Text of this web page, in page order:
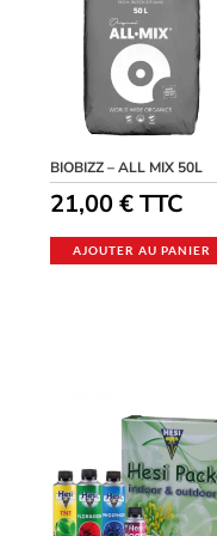
BIOBIZZ – ALL MIX 50L
21,00€ TTC
AJOUTER AU PANIER